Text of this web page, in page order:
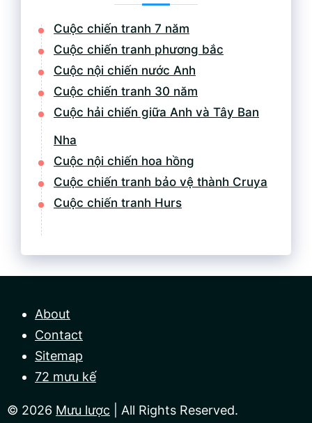
Cuộc chiến tranh 7 năm
Cuộc chiến tranh phương bắc
Cuộc nội chiến nước Anh
Cuộc chiến tranh 30 năm
Cuộc hải chiến giữa Anh và Tây Ban
Nha
Cuộc nội chiến hoa hồng
Cuộc chiến tranh bảo vệ thành Cruya
Cuộc chiến tranh Hurs
About
Contact
Sitemap
72 mưu kế
© 2026 Mưu lược | All Rights Reserved.